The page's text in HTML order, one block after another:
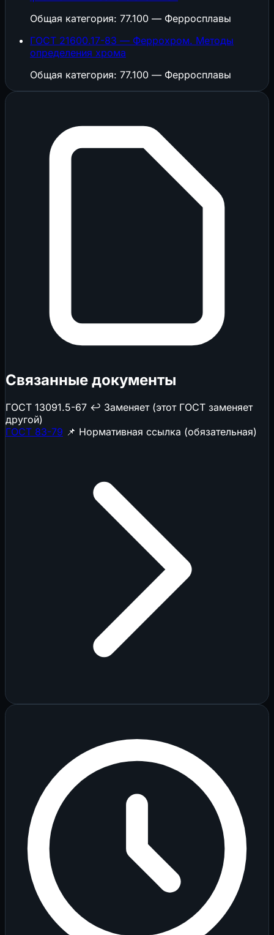
Общая категория: 77.100 — Ферросплавы
ГОСТ 21600.17-83 — Феррохром. Методы
определения хрома
Общая категория: 77.100 — Ферросплавы
Связанные документы
ГОСТ 13091.5-67 ↩️ Заменяет (этот ГОСТ заменяет
другой)
ГОСТ 83-79 📌 Нормативная ссылка (обязательная)